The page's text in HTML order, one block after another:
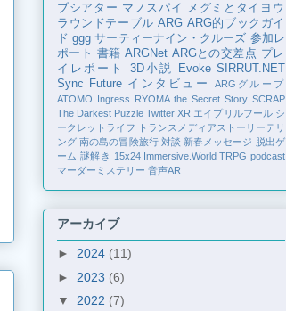
ブシアター マノスパイ
メグミとタイヨウ
ラウンドテーブル ARG ARG的ブックガイ
ド ggg サーティーナイン・クルーズ 参加レ
ポート 書籍 ARGNet ARGとの交差点 プレ
イレポート
3D小説 Evoke SIRRUT.NET
Sync Future インタビュー
ARGグループ
ATOMO Ingress RYOMA the Secret Story SCRAP
The Darkest Puzzle Twitter XR エイプリルフール シ
ークレットライフ
トランスメディアストーリーテリ
ング 南の島の冒険旅行 対談 新春メッセージ 脱出ゲ
ーム 謎解き 15x24 Immersive.World TRPG podcast
マーダーミステリー 音声AR
アーカイブ
► 2024 (11)
► 2023 (6)
▼ 2022 (7)